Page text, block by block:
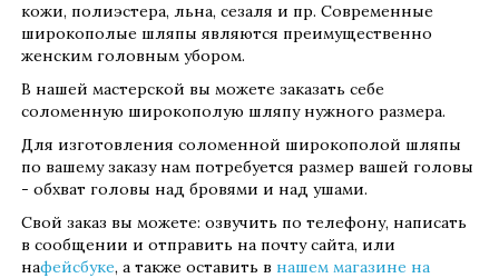
кожи, полиэстера, льна, сезаля и пр. Современные
широкополые шляпы являются преимущественно
женским головным убором.
В нашей мастерской вы можете заказать себе
соломенную широкополую шляпу нужного размера.
Для изготовления соломенной широкополой шляпы
по вашему заказу нам потребуется размер вашей головы
- обхват головы над бровями и над ушами.
Свой заказ вы можете: озвучить по телефону, написать
в сообщении и отправить на почту сайта, или
нафейсбуке, а также оставить в нашем магазине на